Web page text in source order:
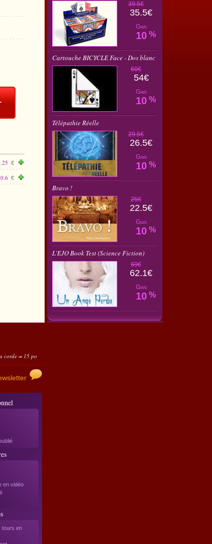
€
€
39.5€
35.5€
Gain
10 %
Cartouche BICYCLE Face - Dos blanc
60€
54€
Gain
10 %
Télépathie Réelle
29.5€
26.5€
Gain
10 %
Bravo !
25€
22.5€
Gain
10 %
L'EJO Book Test (Science Fiction)
69€
62.1€
Gain
10 %
points ; Cartes folles automatiques = 10 points...
en vidéo
tours en